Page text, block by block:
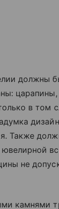
должны
в том
Также
не
камнями